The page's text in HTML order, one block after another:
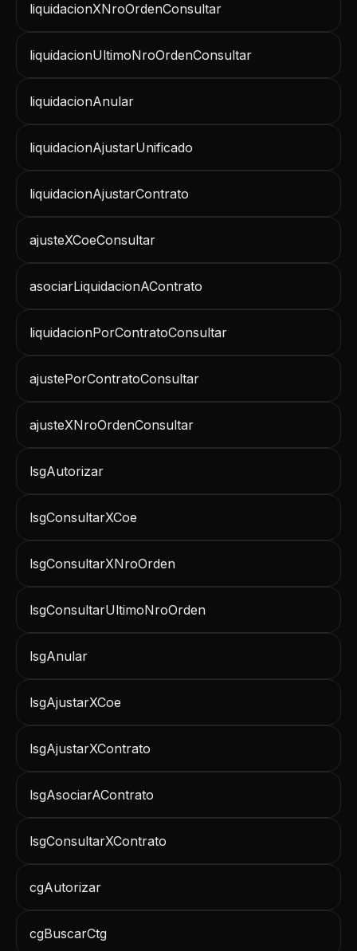
liquidacionXNroOrdenConsultar
liquidacionUltimoNroOrdenConsultar
liquidacionAnular
liquidacionAjustarUnificado
liquidacionAjustarContrato
ajusteXCoeConsultar
asociarLiquidacionAContrato
liquidacionPorContratoConsultar
ajustePorContratoConsultar
ajusteXNroOrdenConsultar
lsgAutorizar
lsgConsultarXCoe
lsgConsultarXNroOrden
lsgConsultarUltimoNroOrden
lsgAnular
lsgAjustarXCoe
lsgAjustarXContrato
lsgAsociarAContrato
lsgConsultarXContrato
cgAutorizar
cgBuscarCtg